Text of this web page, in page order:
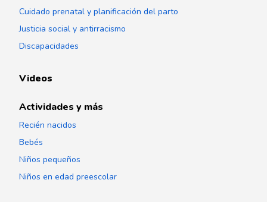
Cuidado prenatal y planificación del parto
Justicia social y antirracismo
Discapacidades
Videos
Actividades y más
Recién nacidos
Bebés
Niños pequeños
Niños en edad preescolar